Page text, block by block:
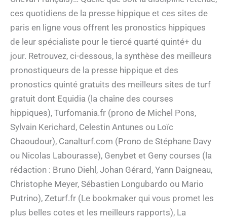
ces quotidiens de la presse hippique et ces sites de
paris en ligne vous offrent les pronostics hippiques
de leur spécialiste pour le tiercé quarté quinté+ du
jour. Retrouvez, ci-dessous, la synthèse des meilleurs
pronostiqueurs de la presse hippique et des
pronostics quinté gratuits des meilleurs sites de turf
gratuit dont Equidia (la chaîne des courses
hippiques), Turfomania.fr (prono de Michel Pons,
Sylvain Kerichard, Celestin Antunes ou Loïc
Chaoudour), Canalturf.com (Prono de Stéphane Davy
ou Nicolas Labourasse), Genybet et Geny courses (la
rédaction : Bruno Diehl, Johan Gérard, Yann Daigneau,
Christophe Meyer, Sébastien Longubardo ou Mario
Putrino), Zeturf.fr (Le bookmaker qui vous promet les
plus belles cotes et les meilleurs rapports), La